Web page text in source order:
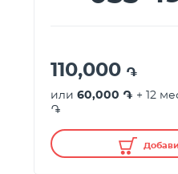
110,000 ֏
или 60,000 ֏ + 12
֏